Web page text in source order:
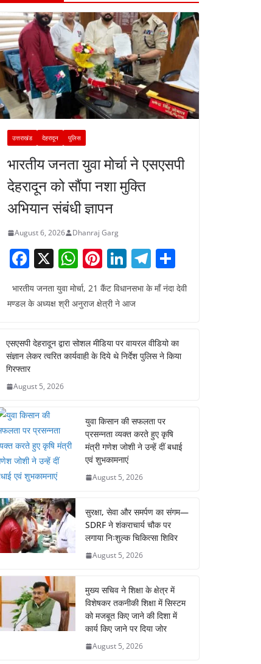
उत्तराखंड देहरादून पुलिस
भारतीय जनता युवा मोर्चा ने एसएसपी
देहरादून को सौंपा नशा मुक्ति
अभियान संबंधी ज्ञापन
August 6, 2026 Dhanraj Garg
F
c
b
o
o
k
X W
h
at
s
A
p
Pi
nt
er
e
st
Li
k
dI
n
T
el
e
a
m
h
ar
भारतीय जनता युवा मोर्चा, 21 कैंट विधानसभा के माँ नंदा देवी
मण्डल के अध्यक्ष श्री अनुराज क्षेत्री ने आज
एसएसपी देहरादून द्वारा सोशल मीडिया पर वायरल वीडियो का
संज्ञान लेकर त्वरित कार्यवाही के दिये थे निर्देश पुलिस ने किया
गिरफ्तार
August 5, 2026
युवा किसान की सफलता पर
प्रसन्नता व्यक्त करते हुए कृषि
मंत्री गणेश जोशी ने उन्हें दीं बधाई
एवं शुभकामनाएं
August 5, 2026
सुरक्षा, सेवा और समर्पण का संगम—
SDRF ने शंकराचार्य चौक पर
लगाया निःशुल्क चिकित्सा शिविर
August 5, 2026
मुख्य सचिव ने शिक्षा के क्षेत्र में
विशेषकर तकनीकी शिक्षा में सिस्टम
को मजबूत किए जाने की दिशा में
कार्य किए जाने पर दिया जोर
August 5, 2026